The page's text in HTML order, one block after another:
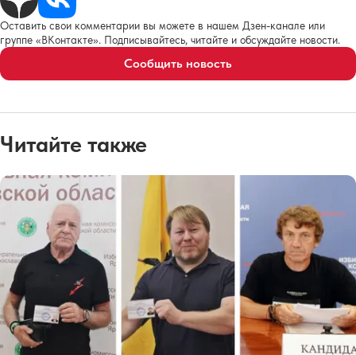
Оставить свои комментарии вы можете в нашем Дзен-канале или
группе «ВКонтакте». Подписывайтесь, читайте и обсуждайте новости.
Сообщить новость
Читайте также